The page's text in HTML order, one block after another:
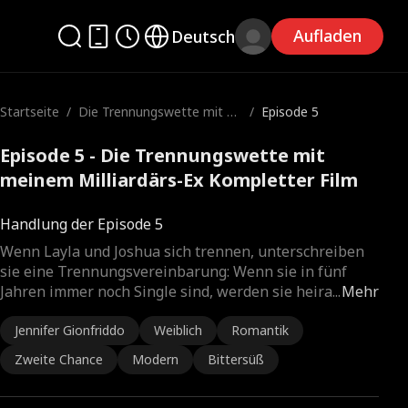
Deutsch Aufladen
Startseite / Die Trennungswette mit m
/ Episode 5
Episode 5 - Die Trennungswette mit
meinem Milliardärs-Ex Kompletter Film
Handlung der Episode 5
Mehr
Wenn Layla und Joshua sich trennen, unterschreiben
sie eine Trennungsvereinbarung: Wenn sie in fünf
Jahren immer noch Single sind, werden sie heira...
Jennifer Gionfriddo Weiblich
Romantik
Zweite Chance
Modern Bittersüß